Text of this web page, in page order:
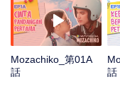
Mozachiko_第01A
話
話